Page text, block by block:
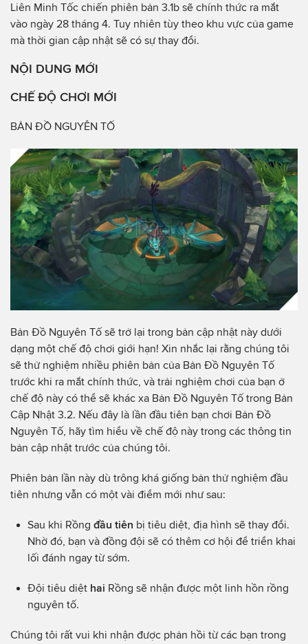
Liên Minh Tốc chiến phiên bản 3.1b sẽ chính thức ra mắt
vào ngày 28 tháng 4. Tuy nhiên tùy theo khu vực của game
mà thời gian cập nhật sẽ có sự thay đổi.
NỘI DUNG MỚI
CHẾ ĐỘ CHƠI MỚI
BẢN ĐỒ NGUYÊN TỐ
Bản Đồ Nguyên Tố sẽ trở lại trong bản cập nhật này dưới
dạng một chế độ chơi giới hạn! Xin nhắc lại rằng chúng tôi
sẽ thử nghiệm nhiều phiên bản của Bản Đồ Nguyên Tố
trước khi ra mắt chính thức, và trải nghiệm chơi của bạn ở
chế độ này có thể sẽ khác xa Bản Đồ Nguyên Tố trong Bản
Cập Nhật 3.2. Nếu đây là lần đầu tiên bạn chơi Bản Đồ
Nguyên Tố, hãy tìm hiểu về chế độ này trong các thông tin
bản cập nhật trước của chúng tôi.
Phiên bản lần này dù trông khá giống bản thử nghiệm đầu
tiên nhưng vẫn có một vài điểm mới như sau:
Sau khi Rồng đầu tiên bị tiêu diệt, địa hình sẽ thay đổi.
Nhờ đó, bạn và đồng đội sẽ có thêm cơ hội để triển khai
lối đánh ngay từ sớm.
Đội tiêu diệt hai Rồng sẽ nhận được một linh hồn rồng
nguyên tố.
Chúng tôi rất vui khi nhận được phản hồi từ các bạn trong